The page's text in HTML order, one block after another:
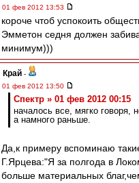
01 фев 2012 13:53
короче чтоб успокоить
Эмметон седня должен
минимум)))
Край -
01 фев 2012 13:50
Спектр » 01 фев 2012 00:15
началось все, мягко говоря,
а намного раньше.
Да,к примеру вспоминаю
Г.Ярцева:"Я за полгода в
больше материальных